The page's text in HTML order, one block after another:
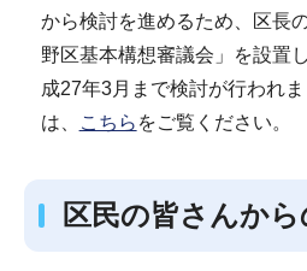
から検討を進めるため、区長
野区基本構想審議会」を設置
成27年3月まで検討が行われ
は、
こちら をご覧ください。
区民の皆さんか